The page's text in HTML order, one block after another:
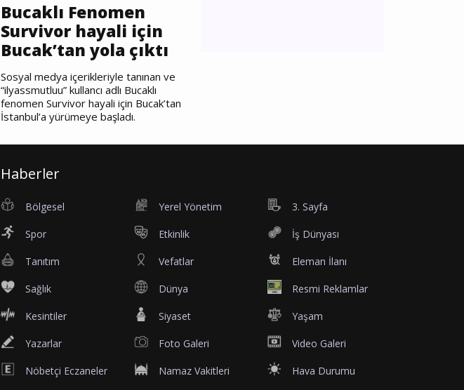
Bucaklı Fenomen
Survivor hayali için
Bucak’tan yola çıktı
Sosyal medya içerikleriyle tanınan ve
“ilyassmutluu” kullancı adlı Bucaklı
fenomen Survivor hayali için Bucak’tan
İstanbul’a yürümeye başladı.
Haberler
Bölgesel Yerel Yönetim 3. Sayfa
Spor Etkinlik İş Dünyası
Tanıtım Vefatlar Eleman İlanı
Sağlık Dünya Resmi Reklamlar
Kesintiler Siyaset Yaşam
Yazarlar Foto Galeri Video Galeri
Nöbetçi Eczaneler Namaz Vakitleri Hava Durumu